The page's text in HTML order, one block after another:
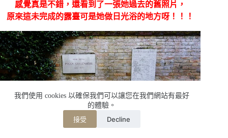
我們使用 cookies 以確保我們可以讓您在我們網站有最好
的體驗。
接受 Decline
感覺真是不錯，還看到了一張她過去的舊照片，
原來這未完成的露臺可是她做日光浴的地方呀！！！